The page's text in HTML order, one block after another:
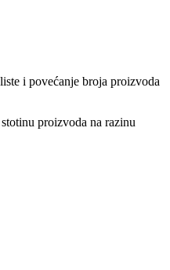
i povećanje broja proizvoda
proizvoda na razinu